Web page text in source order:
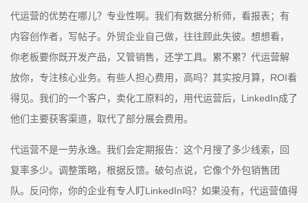
代运营的优势在哪儿？专业性啊。我们有数据分析师，看报表；有
内容创作者，写帖子。外贸企业自己做，往往顾此失彼。想想看，
你老板要你既开发产品，又管销售，还学工具。累不累？代运营解
放你，专注核心业务。有些人担心费用，高吗？其实按月算，ROI看
得见。我们的一个客户，卖化工原料的，用代运营后，LinkedIn成了
他们主要获客渠道，取代了部分展会费用。
代运营不是一劳永逸。我们会定期报告：这个月搜了多少线索，回
复率多少。调整策略，根据反馈。破句点说，它像个外包销售团
队。反问你，你的企业有专人盯LinkedIn吗？如果没有，代运营值得